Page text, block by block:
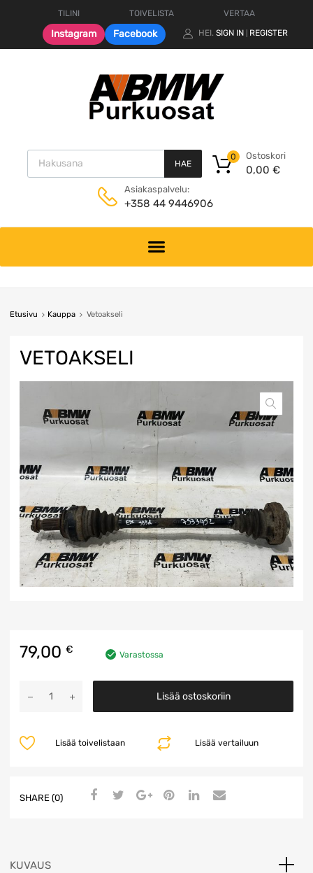
TILINI TOIVELISTA VERTAA
Instagram Facebook HEI. SIGN IN REGISTER
Products search
HAE
Ostoskori
0,00 €
0
Asiakaspalvelu:
+358 44 9446906
content
Etusivu Kauppa Vetoakseli
VETOAKSELI
79,00 € Varastossa
määrä
Lisää ostoskoriin
Lisää vertailuun
Lisää toivelistaan
SHARE (0)
KUVAUS